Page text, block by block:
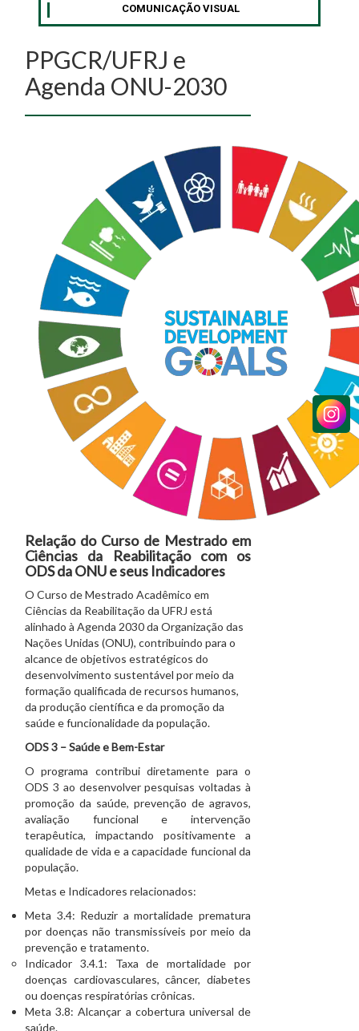
COMUNICAÇÃO VISUAL
PPGCR/UFRJ e
Agenda ONU-2030
Relação do Curso de Mestrado em
Ciências da Reabilitação com os
ODS da ONU e seus Indicadores
O Curso de Mestrado Acadêmico em
Ciências da Reabilitação da UFRJ está
alinhado à Agenda 2030 da Organização das
Nações Unidas (ONU), contribuindo para o
alcance de objetivos estratégicos do
desenvolvimento sustentável por meio da
formação qualificada de recursos humanos,
da produção científica e da promoção da
saúde e funcionalidade da população.
ODS 3 – Saúde e Bem-Estar
O programa contribui diretamente para o
ODS 3 ao desenvolver pesquisas voltadas à
promoção da saúde, prevenção de agravos,
avaliação funcional e intervenção
terapêutica, impactando positivamente a
qualidade de vida e a capacidade funcional da
população.
Metas e Indicadores relacionados:
Meta 3.4: Reduzir a mortalidade prematura
por doenças não transmissíveis por meio da
prevenção e tratamento.
Indicador 3.4.1: Taxa de mortalidade por
doenças cardiovasculares, câncer, diabetes
ou doenças respiratórias crônicas.
Meta 3.8: Alcançar a cobertura universal de
saúde.